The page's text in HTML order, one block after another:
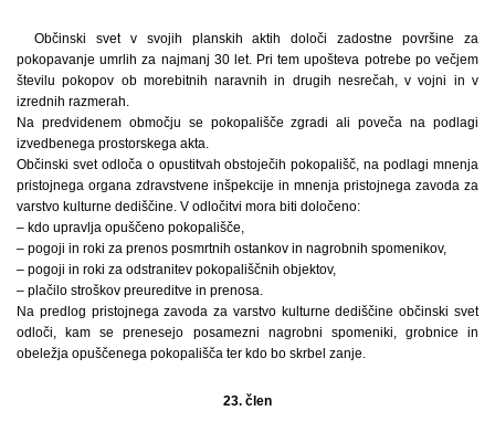
Občinski svet v svojih planskih aktih določi zadostne površine za
pokopavanje umrlih za najmanj 30 let. Pri tem upošteva potrebe po večjem
številu pokopov ob morebitnih naravnih in drugih nesrečah, v vojni in v
izrednih razmerah.
Na predvidenem območju se pokopališče zgradi ali poveča na podlagi
izvedbenega prostorskega akta.
Občinski svet odloča o opustitvah obstoječih pokopališč, na podlagi mnenja
pristojnega organa zdravstvene inšpekcije in mnenja pristojnega zavoda za
varstvo kulturne dediščine. V odločitvi mora biti določeno:
– kdo upravlja opuščeno pokopališče,
– pogoji in roki za prenos posmrtnih ostankov in nagrobnih spomenikov,
– pogoji in roki za odstranitev pokopališčnih objektov,
– plačilo stroškov preureditve in prenosa.
Na predlog pristojnega zavoda za varstvo kulturne dediščine občinski svet
odloči, kam se prenesejo posamezni nagrobni spomeniki, grobnice in
obeležja opuščenega pokopališča ter kdo bo skrbel zanje.
23. člen